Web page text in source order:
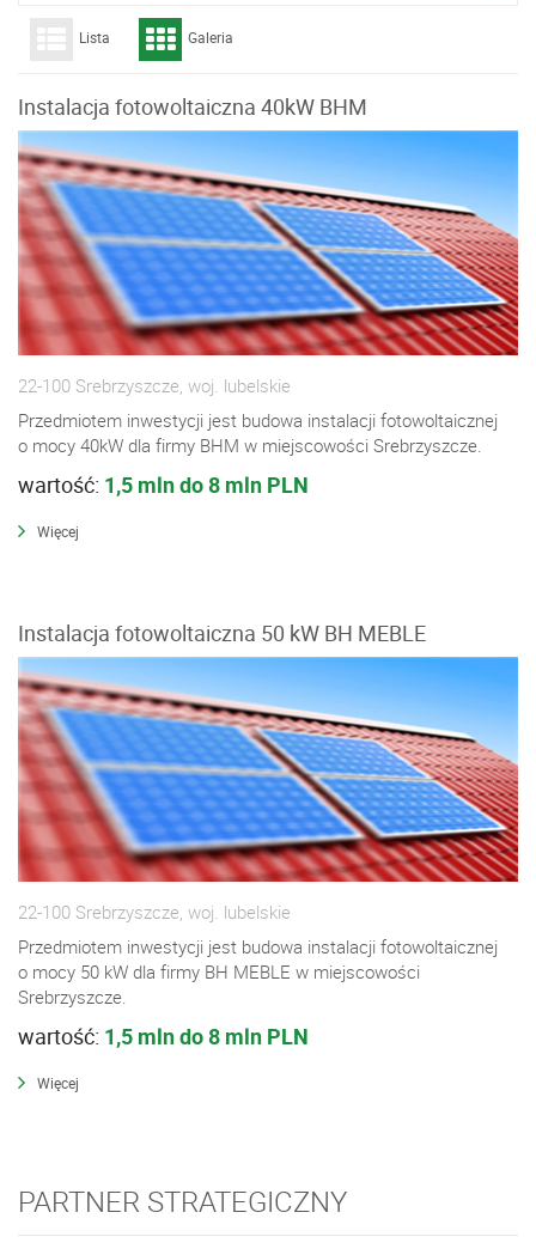
Lista Galeria
Instalacja fotowoltaiczna 40kW BHM
22-100 Srebrzyszcze, woj. lubelskie
Przedmiotem inwestycji jest budowa instalacji fotowoltaicznej
o mocy 40kW dla firmy BHM w miejscowości Srebrzyszcze.
wartość: 1,5 mln do 8 mln PLN
Więcej
Instalacja fotowoltaiczna 50 kW BH MEBLE
22-100 Srebrzyszcze, woj. lubelskie
Przedmiotem inwestycji jest budowa instalacji fotowoltaicznej
o mocy 50 kW dla firmy BH MEBLE w miejscowości
Srebrzyszcze.
wartość: 1,5 mln do 8 mln PLN
Więcej
PARTNER STRATEGICZNY